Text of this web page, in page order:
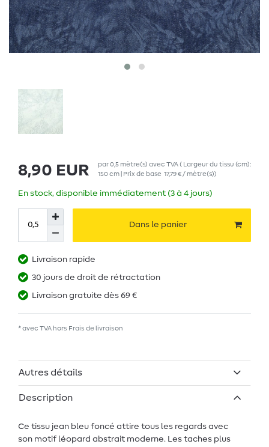
8,90 EUR par0,5 mètre(s) avec TVA( Largeur du tissu (cm):
150 cm | Prix de base 17,79 € / mètre(s))
En stock, disponible immédiatement (3 à 4 jours)
Dans le panier
Livraison rapide
30 jours de droit de rétractation
Livraison gratuite dès 69 €
* avec TVA hors Frais de livraison
Autres détails
Description
Ce tissu jean bleu foncé attire tous les regards avec
son motif léopard abstrait moderne. Les taches plus